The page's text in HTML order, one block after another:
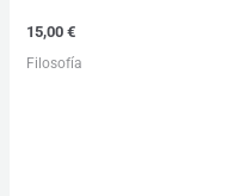
15,00€
Filosofía